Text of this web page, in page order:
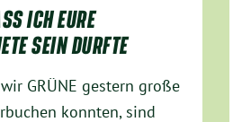
ICH EURE
SEIN DURFTE
GRÜNE gestern große
konnten, sind